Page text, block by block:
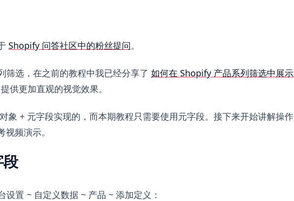
Shopify 问答社区中的粉丝提问。
筛选，在之前的教程中我已经分享了 如何在 Shopify 产品系列筛选中展示
提供更加直观的视觉效果。
象 + 元字段实现的，而本期教程只需要使用元字段。接下来开始讲解操作
频演示。
设置 ~ 自定义数据 ~ 产品 ~ 添加定义：